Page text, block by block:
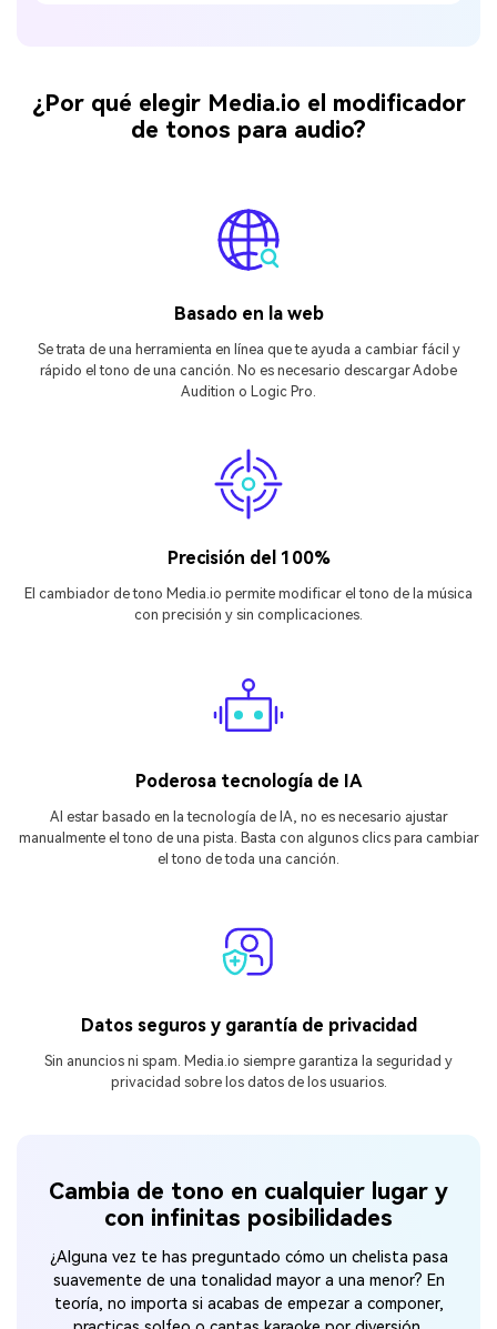
¿Por qué elegir Media.io el modificador
de tonos para audio?
Basado en la web
Se trata de una herramienta en línea que te ayuda a cambiar fácil y
rápido el tono de una canción. No es necesario descargar Adobe
Audition o Logic Pro.
Precisión del 100%
El cambiador de tono Media.io permite modificar el tono de la música
con precisión y sin complicaciones.
Poderosa tecnología de IA
Al estar basado en la tecnología de IA, no es necesario ajustar
manualmente el tono de una pista. Basta con algunos clics para cambiar
el tono de toda una canción.
Datos seguros y garantía de privacidad
Sin anuncios ni spam. Media.io siempre garantiza la seguridad y
privacidad sobre los datos de los usuarios.
Cambia de tono en cualquier lugar y
con infinitas posibilidades
¿Alguna vez te has preguntado cómo un chelista pasa
suavemente de una tonalidad mayor a una menor? En
teoría, no importa si acabas de empezar a componer,